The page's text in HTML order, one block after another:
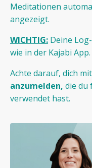
Meditationen
angezeigt.
WICHTIG: Deine
wie in der Kajabi App.
Achte darauf, dich mit
anzumelden, die du
verwendet hast.